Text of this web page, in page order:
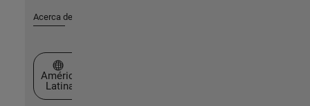
Acerca de MathWorks
Seleccione un país/idioma
América
Latina